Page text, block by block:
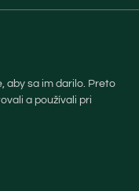
aby sa im darilo. Preto
a používali pri